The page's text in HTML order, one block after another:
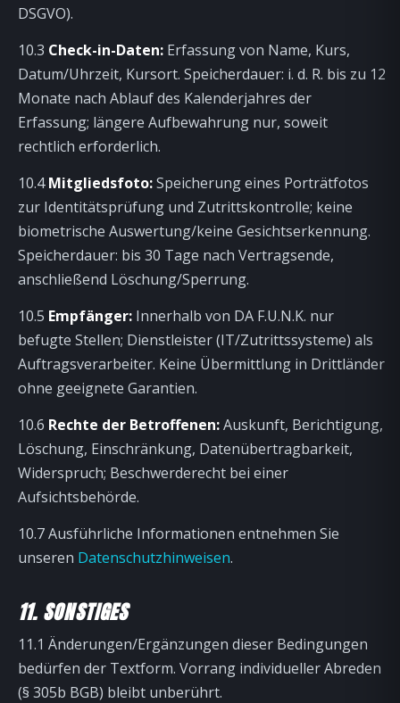
DSGVO).
10.3 Check-in-Daten: Erfassung von Name, Kurs,
Datum/Uhrzeit, Kursort. Speicherdauer: i. d. R. bis zu 12
Monate nach Ablauf des Kalenderjahres der
Erfassung; längere Aufbewahrung nur, soweit
rechtlich erforderlich.
10.4Mitgliedsfoto:Speicherung eines Porträtfotos
zur Identitätsprüfung und Zutrittskontrolle; keine
biometrische Auswertung/keine Gesichtserkennung.
Speicherdauer: bis 30 Tage nach Vertragsende,
anschließend Löschung/Sperrung.
10.5 Empfänger: Innerhalb von DA F.U.N.K. nur
befugte Stellen; Dienstleister (IT/Zutrittssysteme) als
Auftragsverarbeiter. Keine Übermittlung in Drittländer
ohne geeignete Garantien.
10.6 Rechte der Betroffenen:Auskunft, Berichtigung,
Löschung, Einschränkung, Datenübertragbarkeit,
Widerspruch; Beschwerderecht bei einer
Aufsichtsbehörde.
10.7 Ausführliche Informationen entnehmen Sie
unseren Datenschutzhinweisen.
11. SONSTIGES
11.1 Änderungen/Ergänzungen dieser Bedingungen
bedürfen der Textform. Vorrang individueller Abreden
(§ 305b BGB) bleibt unberührt.